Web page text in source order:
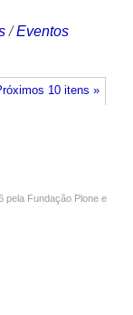
/Eventos
10 itens »
pela Fundação Plone e